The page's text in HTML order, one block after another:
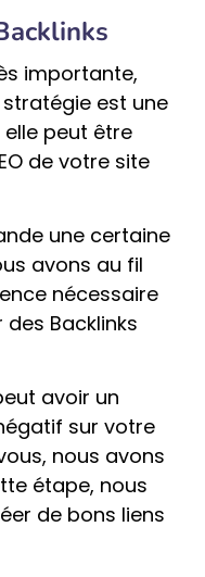
importante,
est une
peut être
de votre site
une certaine
avons au fil
nécessaire
Backlinks
avoir un
sur votre
nous avons
étape, nous
de bons liens